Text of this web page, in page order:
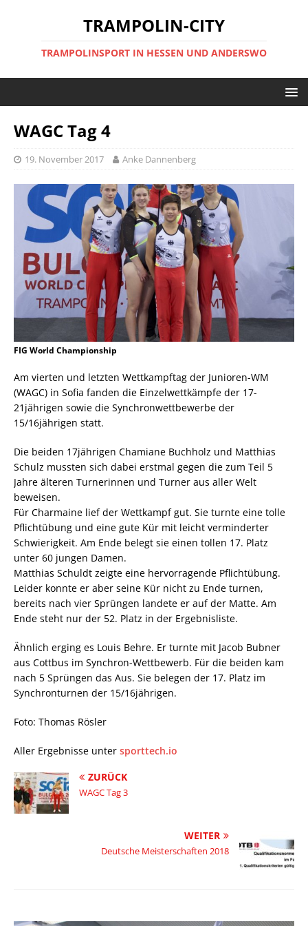
TRAMPOLIN-CITY
TRAMPOLINSPORT IN HESSEN UND ANDERSWO
WAGC Tag 4
19. November 2017 Anke Dannenberg
FIG World Championship
Am vierten und letzten Wettkampftag der Junioren-WM
(WAGC) in Sofia fanden die Einzelwettkämpfe der 17-
21jährigen sowie die Synchronwettbewerbe der
15/16jährigen statt.
Die beiden 17jährigen Chamiane Buchholz und Matthias
Schulz mussten sich dabei erstmal gegen die zum Teil 5
Jahre älteren Turnerinnen und Turner aus aller Welt
beweisen.
Für Charmaine lief der Wettkampf gut. Sie turnte eine tolle
Pflichtübung und eine gute Kür mit leicht verminderter
Schwierigkeit. Am Ende belegt sie einen tollen 17. Platz
unter 60 jungen Damen.
Matthias Schuldt zeigte eine hervorragende Pflichtübung.
Leider konnte er aber seine Kür nicht zu Ende turnen,
bereits nach vier Sprüngen landete er auf der Matte. Am
Ende steht nur der 52. Platz in der Ergebnisliste.
Ähnlich erging es Louis Behre. Er turnte mit Jacob Bubner
aus Cottbus im Synchron-Wettbewerb. Für die beiden kam
nach 5 Sprüngen das Aus. Sie belegen der 17. Platz im
Synchronturnen der 15/16jährigen.
Foto: Thomas Rösler
Aller Ergebnisse unter sporttech.io
ZURÜCK
WAGC Tag 3
WEITER
Deutsche Meisterschaften 2018